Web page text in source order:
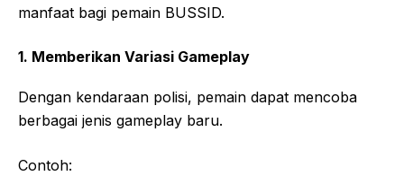
manfaat bagi pemain BUSSID.
1. Memberikan Variasi Gameplay
Dengan kendaraan polisi, pemain dapat mencoba
berbagai jenis gameplay baru.
Contoh: